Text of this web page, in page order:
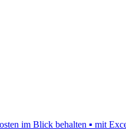
im Blick behalten ▪ mit